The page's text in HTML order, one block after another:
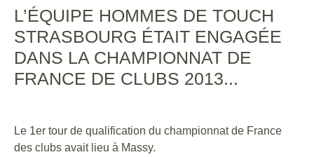
L’ÉQUIPE HOMMES DE TOUCH
STRASBOURG ÉTAIT ENGAGÉE
DANS LA CHAMPIONNAT DE
FRANCE DE CLUBS 2013...
Le 1er tour de qualification du championnat de France
des clubs avait lieu à Massy.